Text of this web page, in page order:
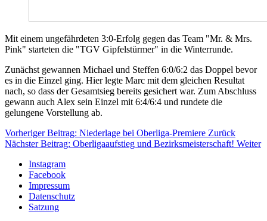
Mit einem ungefährdeten 3:0-Erfolg gegen das Team "Mr. & Mrs.
Pink" starteten die "TGV Gipfelstürmer" in die Winterrunde.
Zunächst gewannen Michael und Steffen 6:0/6:2 das Doppel bevor
es in die Einzel ging. Hier legte Marc mit dem gleichen Resultat
nach, so dass der Gesamtsieg bereits gesichert war. Zum Abschluss
gewann auch Alex sein Einzel mit 6:4/6:4 und rundete die
gelungene Vorstellung ab.
Vorheriger Beitrag: Niederlage bei Oberliga-Premiere Zurück
Nächster Beitrag: Oberliga­aufstieg und Bezirks­meisterschaft! Weiter
Instagram
Facebook
Impressum
Datenschutz
Satzung